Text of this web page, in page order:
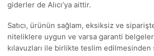
giderler de Alıcı’ya aittir.
Satıcı, ürünün sağlam, eksiksiz ve
niteliklere uygun ve varsa garanti
kılavuzları ile birlikte teslim edilmesinden